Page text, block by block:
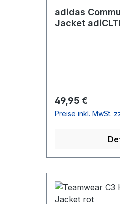
adidas
Jacket
Regulärer Preis:
49,95 €
Preise inkl. MwSt.